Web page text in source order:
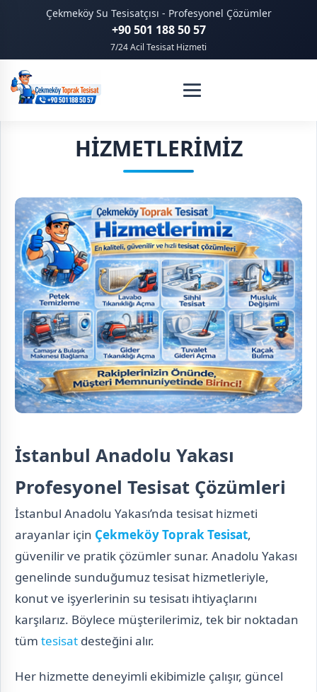
Çekmeköy Su Tesisatçısı - Profesyonel Çözümler
+90 501 188 50 57
7/24 Acil Tesisat Hizmeti
HİZMETLERİMİZ
İstanbul Anadolu Yakası
Profesyonel Tesisat Çözümleri
İstanbul Anadolu Yakası’nda tesisat hizmeti
arayanlar için Çekmeköy Toprak Tesisat,
güvenilir ve pratik çözümler sunar. Anadolu Yakası
genelinde sunduğumuz tesisat hizmetleriyle,
konut ve işyerlerinin su tesisatı ihtiyaçlarını
karşılarız. Böylece müşterilerimiz, tek bir noktadan
tüm tesisat desteğini alır.
Her hizmette deneyimli ekibimizle çalışır, güncel